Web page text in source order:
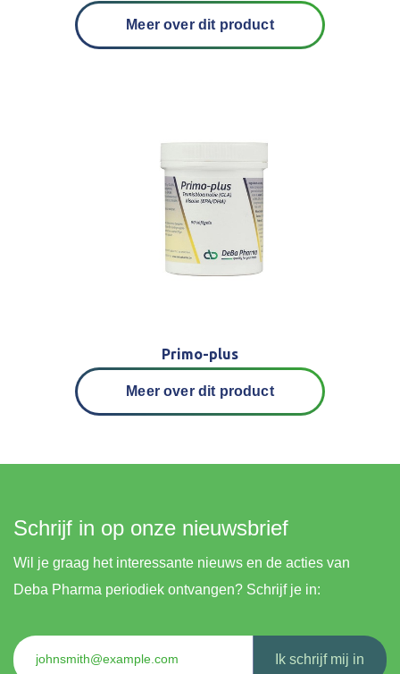
Meer over dit product
Primo-plus
Meer over dit product
Ik schrijf mij in
Schrijf in op onze nieuwsbrief
Wil je graag het interessante nieuws en de acties van
Deba Pharma periodiek ontvangen? Schrijf je in: